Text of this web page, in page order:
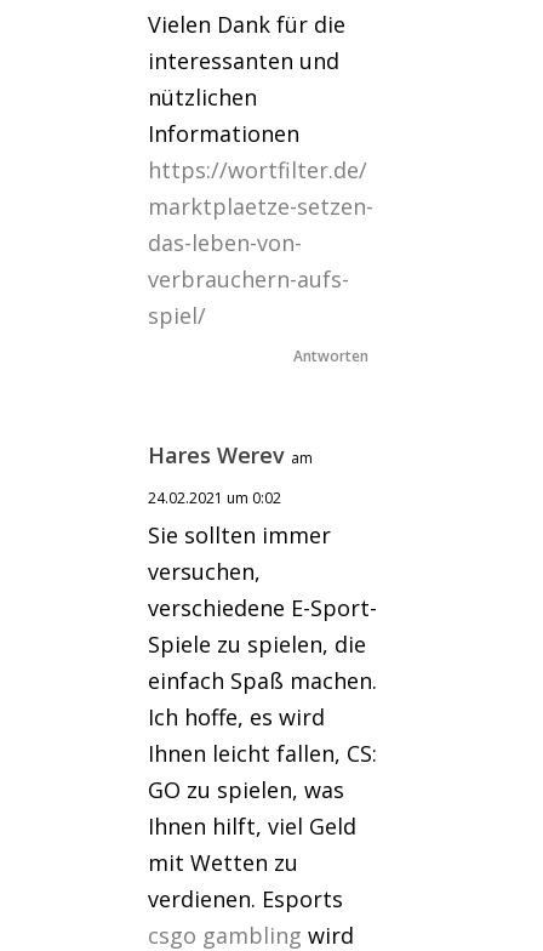
Vielen Dank für die
interessanten und
nützlichen
Informationen
https://wortfilter.de/
marktplaetze-setzen-
das-leben-von-
verbrauchern-aufs-
spiel/
Antworten
Hares Werev am
24.02.2021 um 0:02
Sie sollten immer
versuchen,
verschiedene E-Sport-
Spiele zu spielen, die
einfach Spaß machen.
Ich hoffe, es wird
Ihnen leicht fallen, CS:
GO zu spielen, was
Ihnen hilft, viel Geld
mit Wetten zu
verdienen. Esports
csgo gambling wird